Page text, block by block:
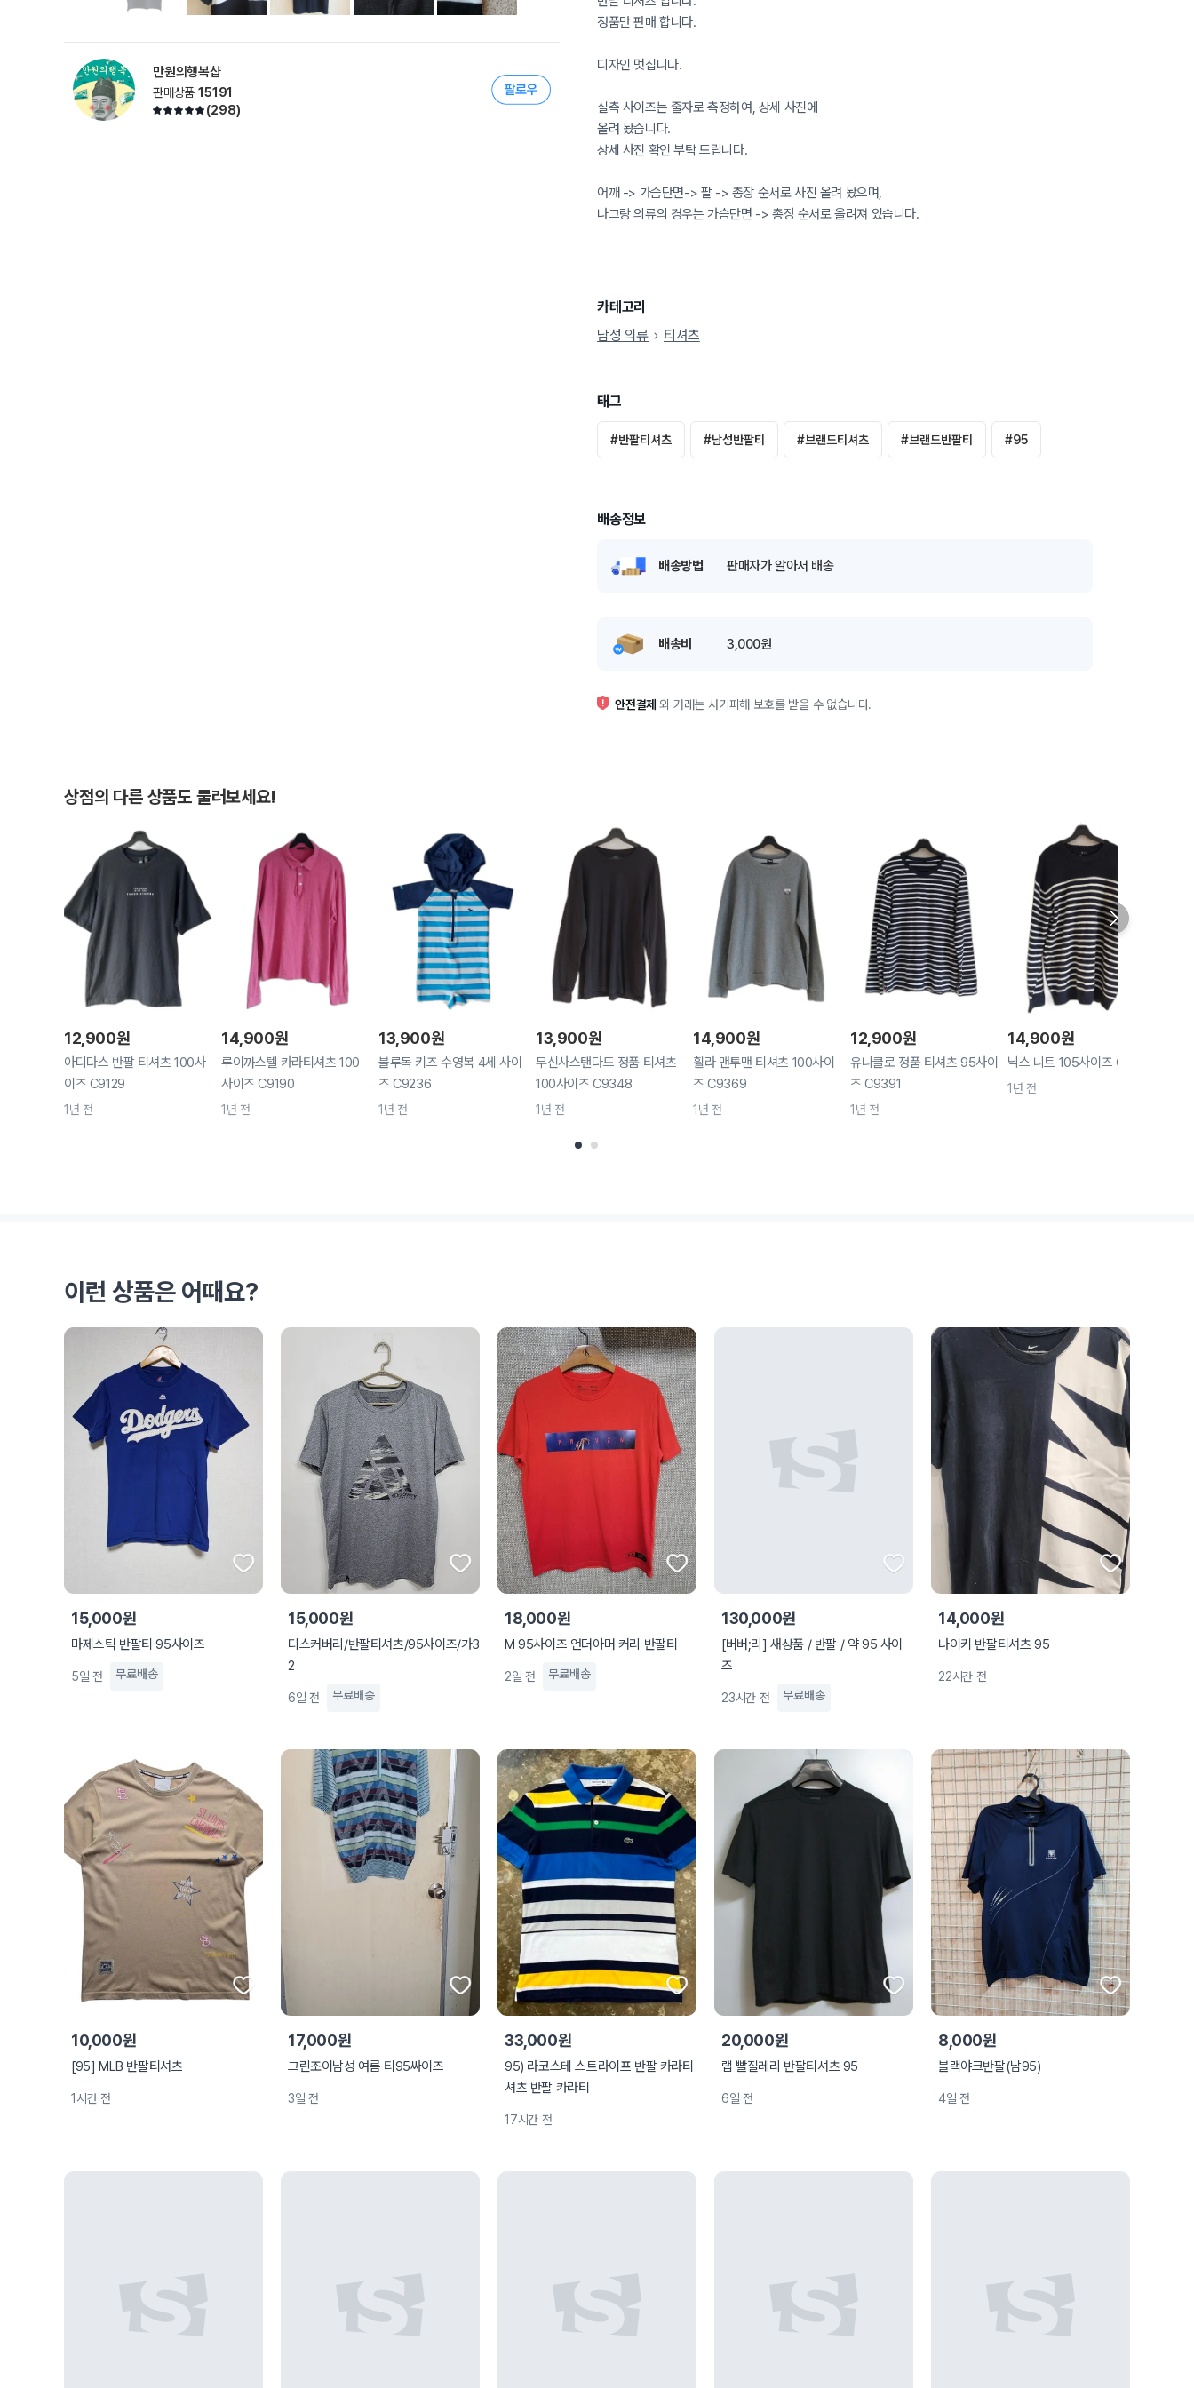
만원의행복샵
판매상품 15191
(298)
정품만 판매 합니다.
디자인 멋집니다.
실측 사이즈는 줄자로 측정하여, 상세 사진에
올려 놨습니다.
상세 사진 확인 부탁 드립니다.
어깨 -> 가슴단면-> 팔 -> 총장 순서로 사진 올려 놨으며,
나그랑 의류의 경우는 가슴단면 -> 총장 순서로 올려져 있습니다.
카테고리
남성 의류
티셔츠
태그
#반팔티셔츠 #남성반팔티 #브랜드티셔츠 #브랜드반팔티 #95
배송정보
배송방법 판매자가 알아서 배송
배송비 3,000원
안전결제 외 거래는 사기피해 보호를 받을 수 없습니다.
상점의 다른 상품도 둘러보세요!
12,900원
아디다스 반팔 티셔츠 100사
이즈 C9129
1년 전
14,900원
루이까스텔 카라티셔츠 100
사이즈 C9190
1년 전
13,900원
블루독 키즈 수영복 4세 사이
즈 C9236
1년 전
13,900원
무신사스탠다드 정품 티셔츠
100사이즈 C9348
1년 전
14,900원
휠라 맨투맨 티셔츠 100사이
즈 C9369
1년 전
12,900원
유니클로 정품 티셔츠 95사이
즈 C9391
1년 전
14,900원
닉스 니트 105사이즈 C9751
1년 전
이런 상품은 어때요?
15,000원
마제스틱 반팔티 95사이즈
5일 전 무료배송
15,000원
디스커버리/반팔티셔츠/95사이즈/가3
2
6일 전 무료배송
18,000원
M 95사이즈 언더아머 커리 반팔티
2일 전 무료배송
130,000원
[버버;리] 새상품 / 반팔 / 약 95 사이
즈
23시간 전 무료배송
14,000원
나이키 반팔티셔츠 95
22시간 전
10,000원
[95] MLB 반팔티셔츠
1시간 전
17,000원
그린조이남성 여름 티95싸이즈
3일 전
33,000원
95) 라코스테 스트라이프 반팔 카라티
셔츠 반팔 카라티
17시간 전
20,000원
랩 빨질레리 반팔티셔츠 95
6일 전
8,000원
블랙야크반팔(남95)
4일 전